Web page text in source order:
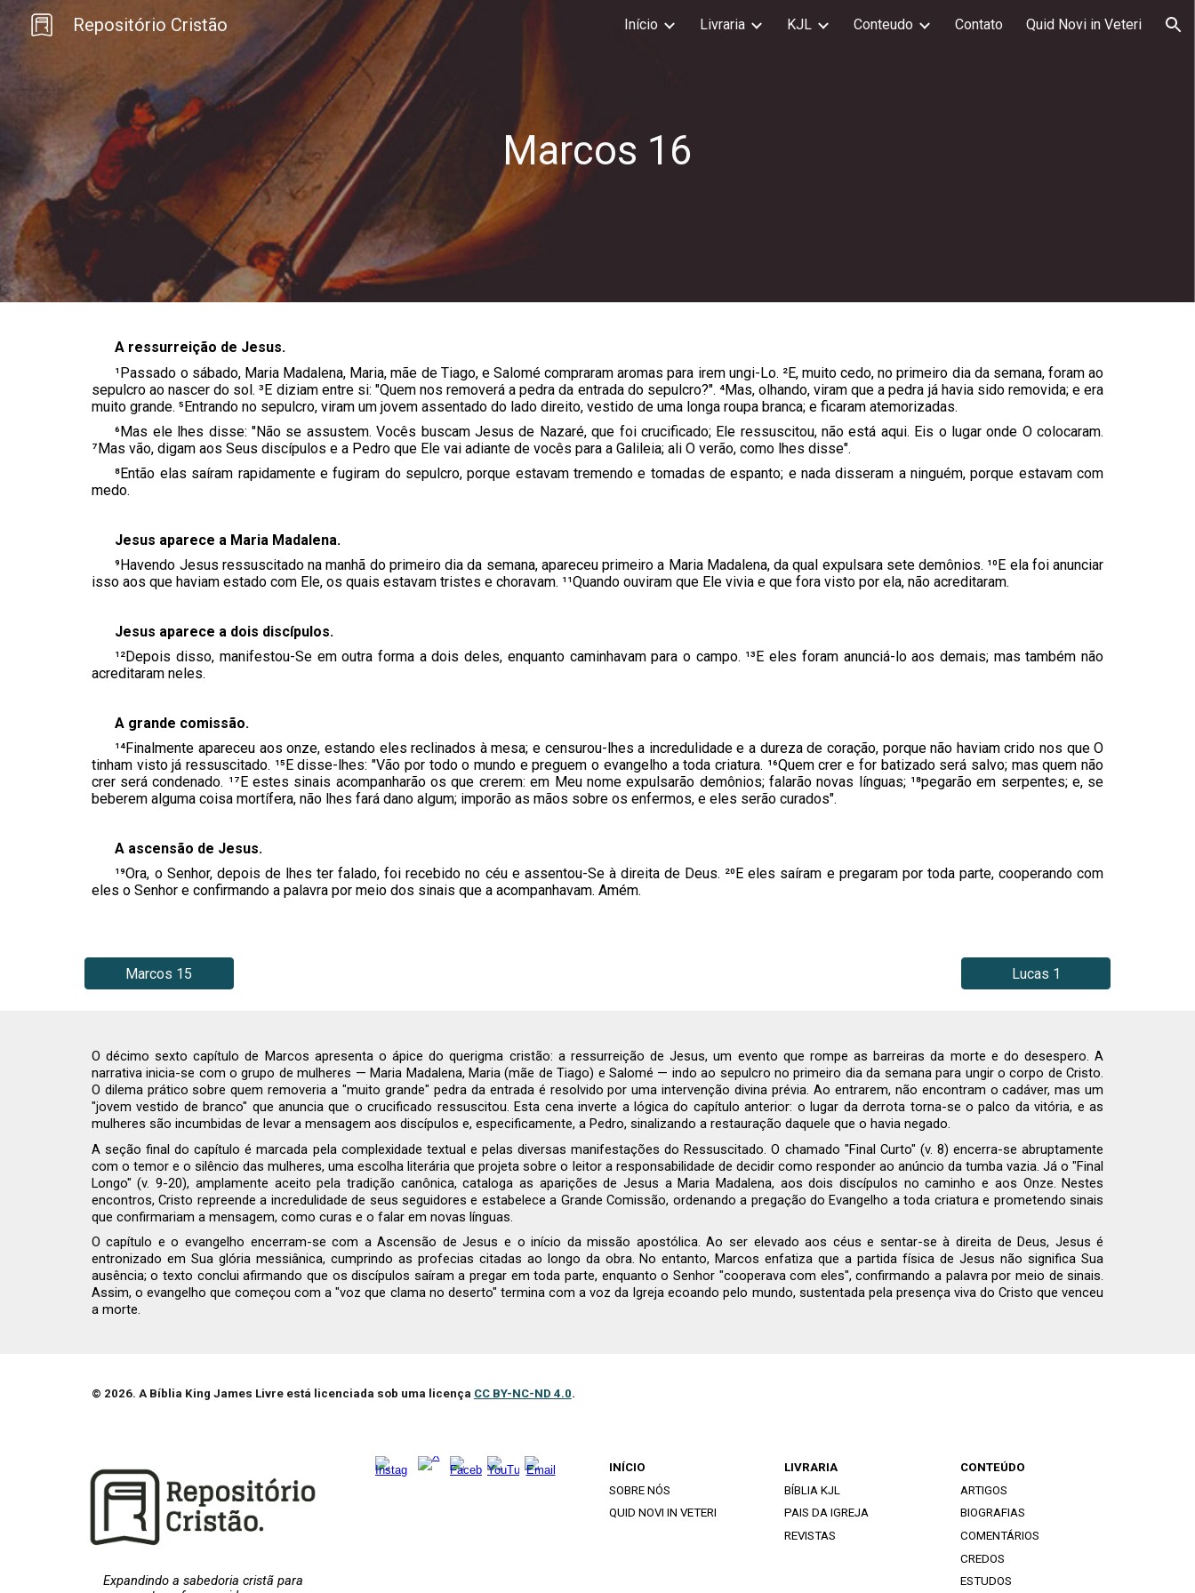
Skip to main content Skip to navigation
Repositório Cristão Início Livraria KJL Conteudo Contato Quid Novi in Veteri
Marcos 1 6
A ressurreição de Jesus.
¹Passado o sábado, Maria Madalena, Maria, mãe de Tiago, e Salomé compraram aromas para irem ungi-Lo. ²E, muito cedo, no primeiro dia da semana, foram ao
sepulcro ao nascer do sol. ³E diziam entre si: "Quem nos removerá a pedra da entrada do sepulcro?". ⁴Mas, olhando, viram que a pedra já havia sido removida; e era
muito grande. ⁵Entrando no sepulcro, viram um jovem assentado do lado direito, vestido de uma longa roupa branca; e ficaram atemorizadas.
⁶Mas ele lhes disse: "Não se assustem. Vocês buscam Jesus de Nazaré, que foi crucificado; Ele ressuscitou, não está aqui. Eis o lugar onde O colocaram.
⁷Mas vão, digam aos Seus discípulos e a Pedro que Ele vai adiante de vocês para a Galileia; ali O verão, como lhes disse".
⁸Então elas saíram rapidamente e fugiram do sepulcro, porque estavam tremendo e tomadas de espanto; e nada disseram a ninguém, porque estavam com
medo.
Jesus aparece a Maria Madalena.
⁹Havendo Jesus ressuscitado na manhã do primeiro dia da semana, apareceu primeiro a Maria Madalena, da qual expulsara sete demônios. ¹⁰E ela foi anunciar
isso aos que haviam estado com Ele, os quais estavam tristes e choravam. ¹¹Quando ouviram que Ele vivia e que fora visto por ela, não acreditaram.
Jesus aparece a dois discípulos.
¹²Depois disso, manifestou-Se em outra forma a dois deles, enquanto caminhavam para o campo. ¹³E eles foram anunciá-lo aos demais; mas também não
acreditaram neles.
A grande comissão.
¹⁴Finalmente apareceu aos onze, estando eles reclinados à mesa; e censurou-lhes a incredulidade e a dureza de coração, porque não haviam crido nos que O
tinham visto já ressuscitado. ¹⁵E disse-lhes: "Vão por todo o mundo e preguem o evangelho a toda criatura. ¹⁶Quem crer e for batizado será salvo; mas quem não
crer será condenado. ¹⁷E estes sinais acompanharão os que crerem: em Meu nome expulsarão demônios; falarão novas línguas; ¹⁸pegarão em serpentes; e, se
beberem alguma coisa mortífera, não lhes fará dano algum; imporão as mãos sobre os enfermos, e eles serão curados".
A ascensão de Jesus.
¹⁹Ora, o Senhor, depois de lhes ter falado, foi recebido no céu e assentou-Se à direita de Deus. ²⁰E eles saíram e pregaram por toda parte, cooperando com
eles o Senhor e confirmando a palavra por meio dos sinais que a acompanhavam. Amém.
Marcos 15 Lucas 1
O décimo sexto capítulo de Marcos apresenta o ápice do querigma cristão: a ressurreição de Jesus, um evento que rompe as barreiras da morte e do desespero. A
narrativa inicia-se com o grupo de mulheres — Maria Madalena, Maria (mãe de Tiago) e Salomé — indo ao sepulcro no primeiro dia da semana para ungir o corpo de Cristo.
O dilema prático sobre quem removeria a "muito grande" pedra da entrada é resolvido por uma intervenção divina prévia. Ao entrarem, não encontram o cadáver, mas um
"jovem vestido de branco" que anuncia que o crucificado ressuscitou. Esta cena inverte a lógica do capítulo anterior: o lugar da derrota torna-se o palco da vitória, e as
mulheres são incumbidas de levar a mensagem aos discípulos e, especificamente, a Pedro, sinalizando a restauração daquele que o havia negado.
A seção final do capítulo é marcada pela complexidade textual e pelas diversas manifestações do Ressuscitado. O chamado "Final Curto" (v. 8) encerra-se abruptamente
com o temor e o silêncio das mulheres, uma escolha literária que projeta sobre o leitor a responsabilidade de decidir como responder ao anúncio da tumba vazia. Já o "Final
Longo" (v. 9-20), amplamente aceito pela tradição canônica, cataloga as aparições de Jesus a Maria Madalena, aos dois discípulos no caminho e aos Onze. Nestes
encontros, Cristo repreende a incredulidade de seus seguidores e estabelece a Grande Comissão, ordenando a pregação do Evangelho a toda criatura e prometendo sinais
que confirmariam a mensagem, como curas e o falar em novas línguas.
O capítulo e o evangelho encerram-se com a Ascensão de Jesus e o início da missão apostólica. Ao ser elevado aos céus e sentar-se à direita de Deus, Jesus é
entronizado em Sua glória messiânica, cumprindo as profecias citadas ao longo da obra. No entanto, Marcos enfatiza que a partida física de Jesus não significa Sua
ausência; o texto conclui afirmando que os discípulos saíram a pregar em toda parte, enquanto o Senhor "cooperava com eles", confirmando a palavra por meio de sinais.
Assim, o evangelho que começou com a "voz que clama no deserto" termina com a voz da Igreja ecoando pelo mundo, sustentada pela presença viva do Cristo que venceu
a morte.
© 2026. A Bíblia King James Livre está licenciada sob uma licença CC BY-NC-ND 4.0.
Expandindo a sabedoria cristã para
INÍCIO
SOBRE NÓS
QUID NOVI IN VETERI
LIVRARIA
BÍBLIA KJL
PAIS DA IGREJA
REVISTAS
CONTEÚDO
ARTIGOS
BIOGRAFIAS
COMENTÁRIOS
CREDOS
ESTUDOS